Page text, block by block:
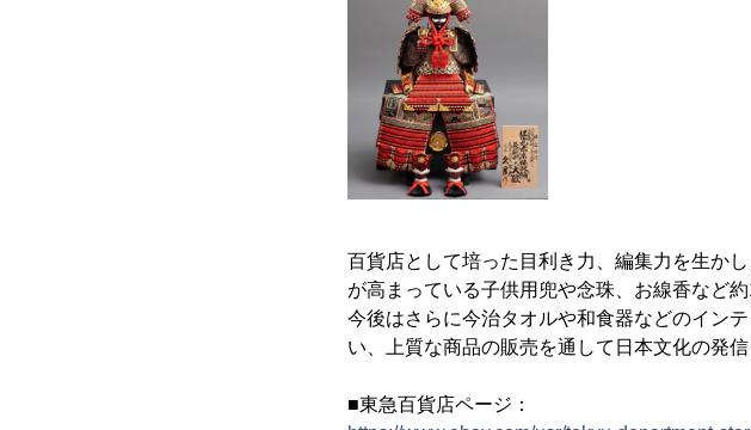
百貨店として培った目利き力、編集力を生か
が高まっている子供用兜や念珠、お線香など約
今後はさらに今治タオルや和食器などのイン
い、上質な商品の販売を通して日本文化の発信
■東急百貨店ページ：